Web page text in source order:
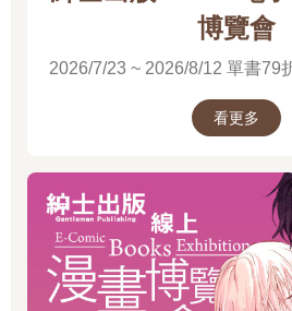
博覽會
2026/7/23 ~ 2026/8/12 單書79
看更多